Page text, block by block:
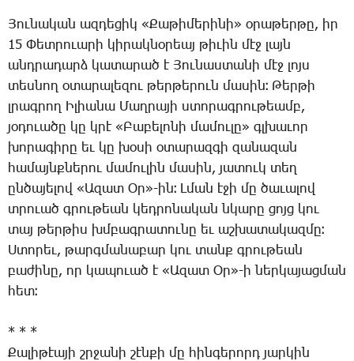
Յու­նա­կան ազ­դե­ցիկ «­Քա­թի­մե­րի­նի» օ­րա­թեր­թը, իր
15 Փետ­րո­ւա­րի կի­րակ­նօ­րեայ թի­ւին մէջ լայն
անդ­րա­դարձ կա­տա­րած է Յու­նաս­տա­նի մէջ լոյս
տես­նող օ­տա­րա­լե­զու թեր­թե­րուն մա­սին։ Թեր­թի
լրագ­րող Ի­լիա­նա Մաղ­րա­յի ստո­րագ­րու­թեամբ,
յօ­դո­ւա­ծը կը կրէ «­Բա­բե­լո­նի մա­մու­լը» գլխա­ւոր
խո­րա­գի­րը եւ կը խօ­սի օ­տա­րազ­գի զա­նա­զան
հա­մայնք­նե­րու մա­մու­լին մա­սին, յա­տուկ տեղ
ըն­ծա­յե­լով «Ա­զատ Օր»-ին։ Լ­ման է­ջի մը ծա­ւա­լով
տրո­ւած գրու­թեան կեդ­րո­նա­կան նկա­րը ցոյց կու
տայ թեր­թիս խմբագ­րա­տու­նը եւ աշ­խա­տա­կազ­մը։
Ս­տո­րեւ, թարգ­մա­նա­բար կու տանք գրու­թեան
բա­ժի­նը, որ կա­պո­ւած է «Ա­զատ Օր»-ի ներ­կա­յաց­ման
հետ։
* * *
Քա­լի­թէա­յի շրջա­նի շէն­քի մը հին­գե­րորդ յար­կին